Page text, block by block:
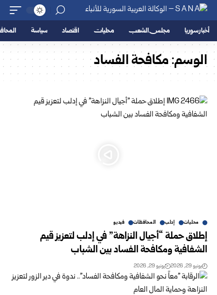
أخبار سوريا مجلس الشعب محليات اقتصاد سياسة
الوسم:مكافحة الفساد
محليات إدلب المحافظات فيديو
إطلاق حملة “أجيال النزاهة” في إدلب لتعزيز قيم
الشفافية ومكافحة الفساد بين الشباب
يونيو 29, 2026 يونيو 29, 2026